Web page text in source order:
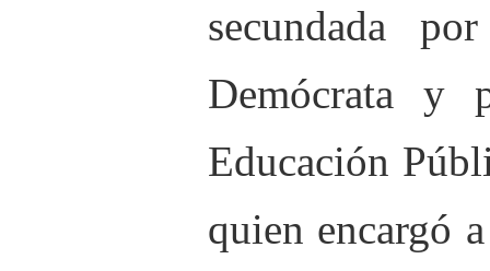
secundada
Demócrata y
Educación
quien encargó